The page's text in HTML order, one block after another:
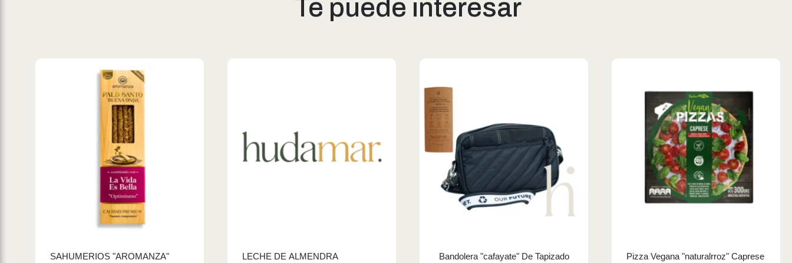
Te puede interesar
SAHUMERIOS "AROMANZA"
LECHE DE ALMENDRA
Bandolera "cafayate" De Tapizado
Pizza Vegana "naturalrroz" Caprese